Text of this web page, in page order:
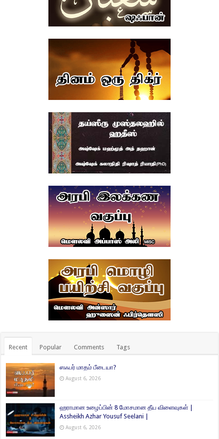
Recent Popular Comments Tags
ஸஃபர் மாதம் பீடையா?
August 6, 2026
ஹராமான உழைப்பின் 8 மோசமான தீய விளைவுகள் |
Assheikh Azhar Yousuf Seelani |
August 6, 2026